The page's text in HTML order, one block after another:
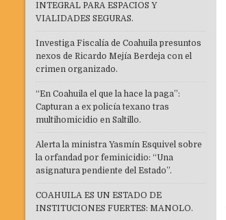
INTEGRAL PARA ESPACIOS Y
VIALIDADES SEGURAS.
Investiga Fiscalía de Coahuila presuntos
nexos de Ricardo Mejía Berdeja con el
crimen organizado.
“En Coahuila el que la hace la paga”:
Capturan a ex policía texano tras
multihomicidio en Saltillo.
Alerta la ministra Yasmín Esquivel sobre
la orfandad por feminicidio: “Una
asignatura pendiente del Estado”.
COAHUILA ES UN ESTADO DE
INSTITUCIONES FUERTES: MANOLO.